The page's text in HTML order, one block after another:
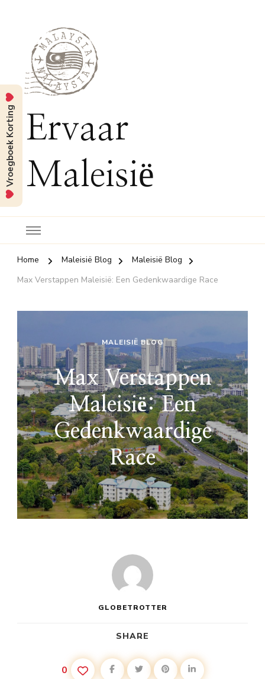
Ervaar
Maleisië
Home Maleisië Blog
Maleisië Blog
Max Verstappen Maleisië: Een Gedenkwaardige Race
MALEISIË BLOG
Max Verstappen
Maleisië: Een
Gedenkwaardige
Race
GLOBETROTTER
SHARE
0
Vroegboek Korting